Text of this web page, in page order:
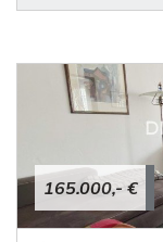
165.000,- €